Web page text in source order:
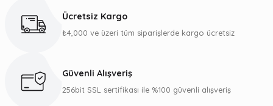
Görüş ve önerileriniz için teşekkür ederiz.
Ürün bilgilerinde hatalar bulunuyor.
Ücretsiz Kargo
₺4,000 ve üzeri tüm siparişlerde kargo ücretsiz
Güvenli Alışveriş
256bit SSL sertifikası ile %100 güvenli alışveriş